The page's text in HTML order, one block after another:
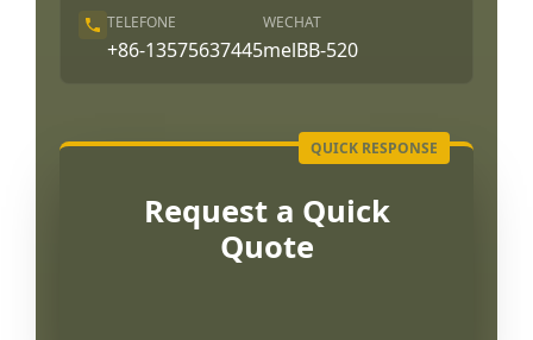
TELEFONE
+86-13575637445
WECHAT
melBB-520
Request a Quick
Quote